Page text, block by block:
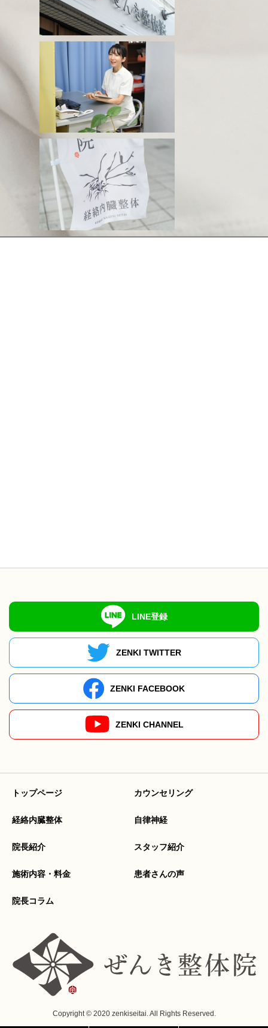
LINE登録
ZENKI TWITTER
ZENKI FACEBOOK
ZENKI CHANNEL
トップページ カウンセリング
経絡内臓整体 自律神経
院長紹介 スタッフ紹介
施術内容・料金 患者さんの声
院長コラム
Copyright © 2020 zenkiseitai. All Rights Reserved.